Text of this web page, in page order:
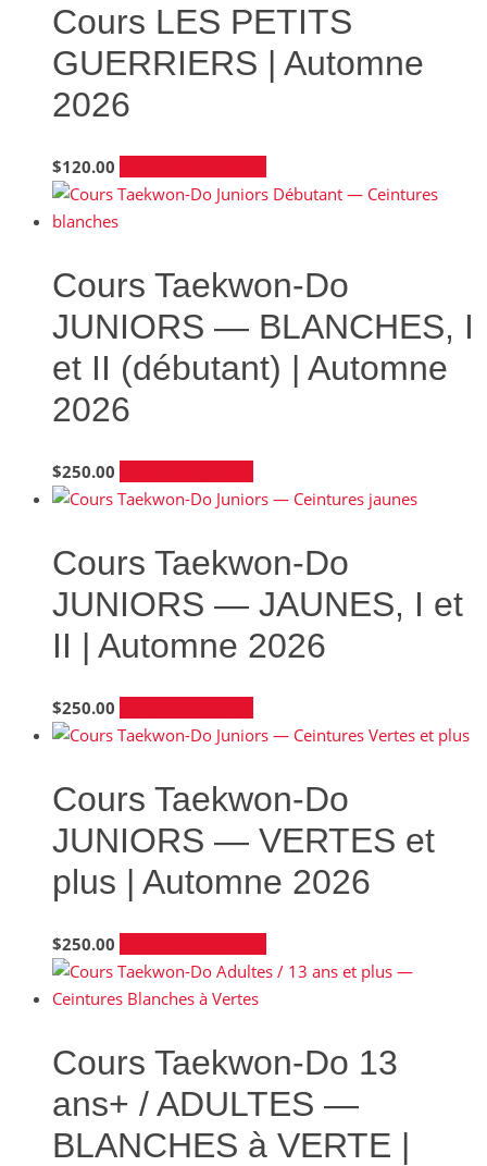
Cours LES PETITS
GUERRIERS | Automne
2026
$120.00
Cours Taekwon-Do
JUNIORS — BLANCHES, I
et II (débutant) | Automne
2026
$250.00
produit
plusieurs
variations.
Les
options
peuvent
choisies
sur
page
du
produit
Cours Taekwon-Do
JUNIORS — JAUNES, I et
II | Automne 2026
$250.00
produit
plusieurs
variations.
Les
options
peuvent
choisies
sur
la
du
produit
Cours Taekwon-Do
JUNIORS — VERTES et
plus | Automne 2026
$250.00
Cours Taekwon-Do 13
ans+ / ADULTES —
BLANCHES à VERTE |